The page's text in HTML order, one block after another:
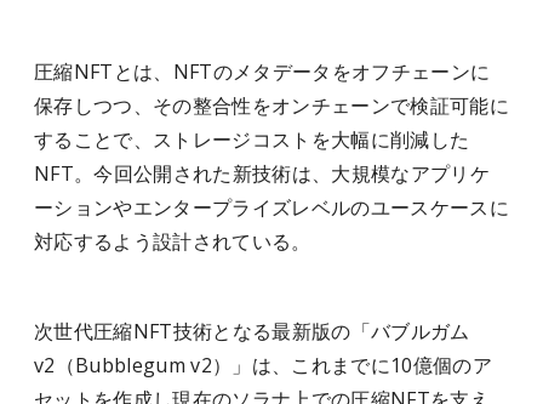
圧縮NFTとは、NFTのメタデータをオフチェーンに
保存しつつ、その整合性をオンチェーンで検証可能に
することで、ストレージコストを大幅に削減した
NFT。今回公開された新技術は、大規模なアプリケ
ーションやエンタープライズレベルのユースケースに
対応するよう設計されている。
次世代圧縮NFT技術となる最新版の「バブルガム
v2（Bubblegum v2）」は、これまでに10億個のア